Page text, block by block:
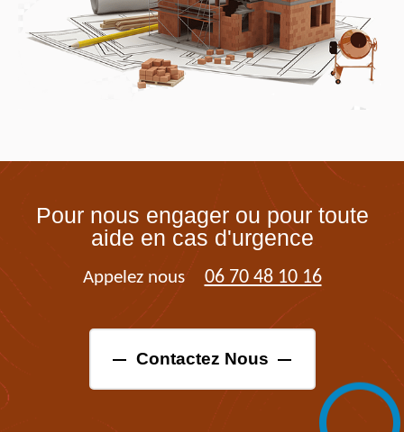
Pour nous engager ou pour toute
aide en cas d'urgence
Appelez nous 06 70 48 10 16
Contactez Nous